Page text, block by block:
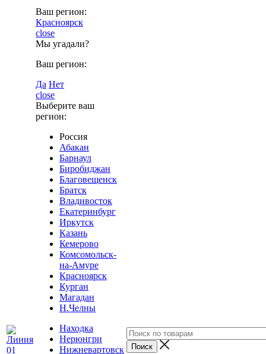
Ваш регион:
Красноярск
close
Мы угадали?
Ваш регион:
Да Нет
close
Выберите ваш
регион:
Россия
Абакан
Барнаул
Биробиджан
Благовещенск
Братск
Владивосток
Екатеринбург
Иркутск
Казань
Кемерово
Комсомольск-
на-Амуре
Красноярск
Курган
Магадан
Н.Челны
Находка
Нерюнгри
Нижневартовск